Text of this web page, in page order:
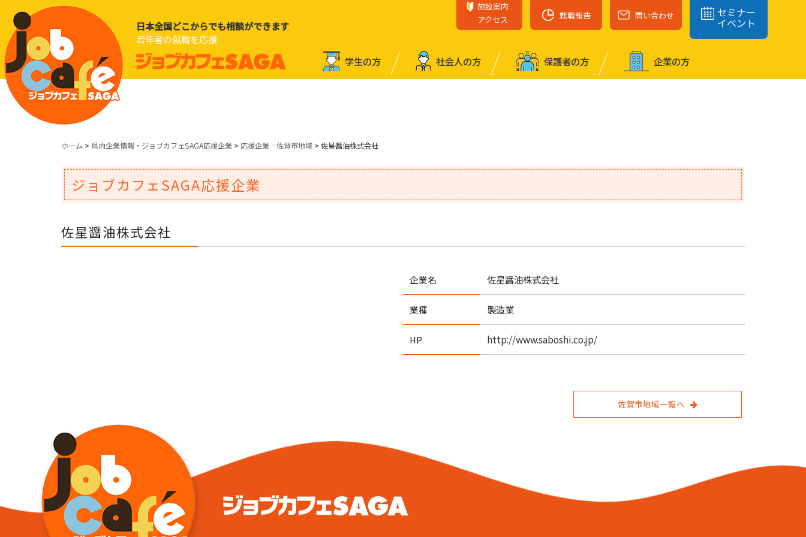
日本全国どこからでも相談ができます
若年者の就職を応援
施設案内
アクセス
就職報告 問い合わせ セミナー
イベント
学⽣の⽅ 社会⼈の⽅ 保護者の⽅ 企業の⽅
ホーム > 県内企業情報・ジョブカフェSAGA応援企業 > 応援企業 佐賀市地域 > 佐星醤油株式会社
ジョブカフェSAGA応援企業
佐星醤油株式会社
企業名 佐星醤油株式会社
業種 製造業
HP http://www.saboshi.co.jp/
佐賀市地域一覧へ